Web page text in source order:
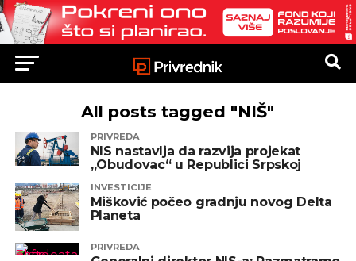
All posts tagged "NIŠ"
PRIVREDA
NIS nastavlja da razvija projekat
„Obudovac“ u Republici Srpskoj
INVESTICIJE
Mišković počeo gradnju novog Delta
Planeta
PRIVREDA